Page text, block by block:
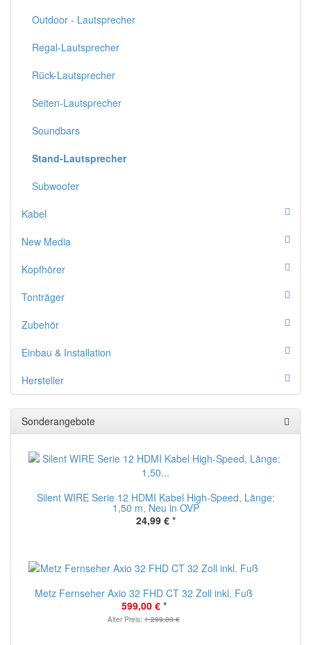
Outdoor - Lautsprecher
Regal-Lautsprecher
Rück-Lautsprecher
Seiten-Lautsprecher
Soundbars
Stand-Lautsprecher
Subwoofer
Kabel
New Media
Kopfhörer
Tonträger
Zubehör
Einbau & Installation
Hersteller
Sonderangebote
Silent WIRE Serie 12 HDMI Kabel High-Speed, Länge:
1,50 m, Neu in OVP
24,99 € *
Metz Fernseher Axio 32 FHD CT 32 Zoll inkl. Fuß
599,00 € *
Alter Preis: 1.299,00 €